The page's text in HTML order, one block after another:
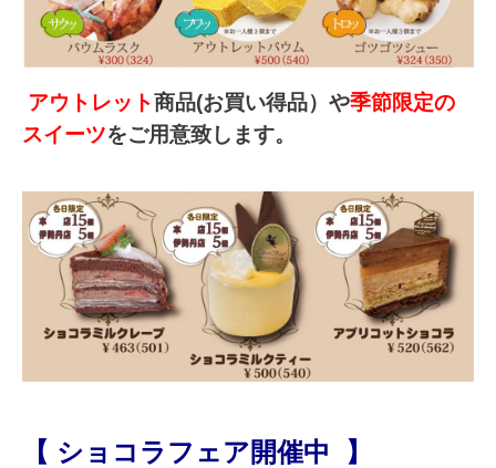
アウトレット商品(お買い得品）や季節限定の
スイーツをご用意致します。
【 ショコラフェア開催中 】